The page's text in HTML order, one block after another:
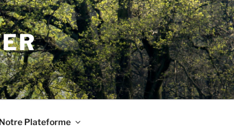
Notre Plateforme